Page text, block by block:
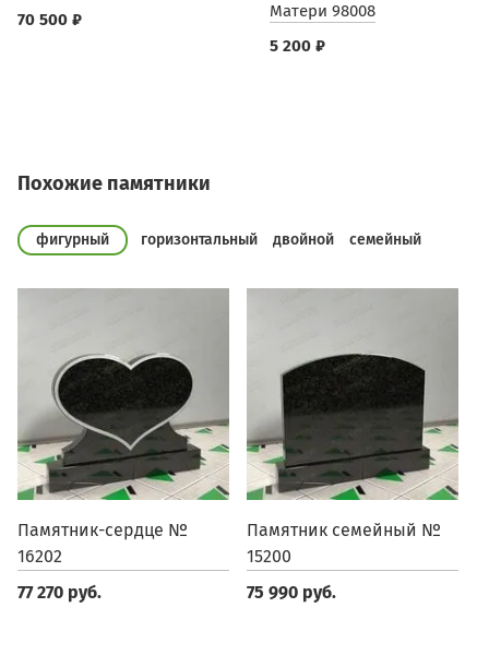
70 500 ₽
Матери 98008
5 200 ₽
Похожие памятники
фигурный горизонтальный двойной семейный
Памятник-сердце №
16202
77 270 руб.
Памятник семейный №
15200
75 990 руб.